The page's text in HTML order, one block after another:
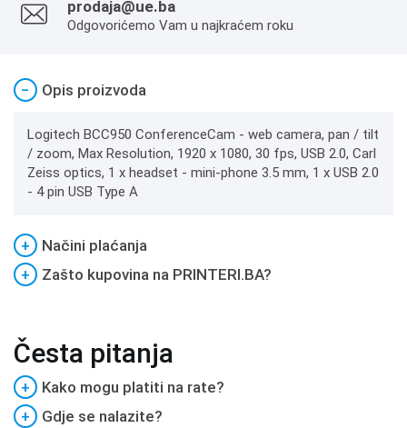
prodaja@ue.ba
Odgovorićemo Vam u najkraćem roku
− Opis proizvoda
Logitech BCC950 ConferenceCam - web camera, pan / tilt
/ zoom, Max Resolution, 1920 x 1080, 30 fps, USB 2.0, Carl
Zeiss optics, 1 x headset - mini-phone 3.5 mm, 1 x USB 2.0
- 4 pin USB Type A
+
Načini plaćanja
+
Zašto kupovina na PRINTERI.BA?
Česta pitanja
+
Kako mogu platiti na rate?
+
Gdje se nalazite?